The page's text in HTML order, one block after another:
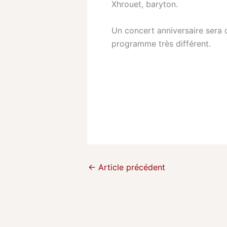
Xhrouet, baryton.
Un concert anniversaire sera
programme très différent.
← Article précédent